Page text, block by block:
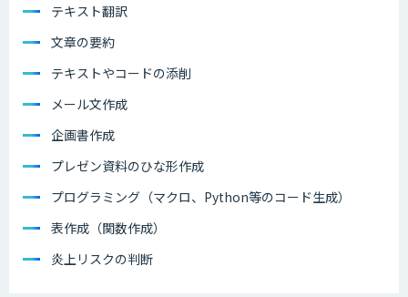
テキスト翻訳
文章の要約
テキストやコードの添削
メール文作成
企画書作成
プレゼン資料のひな形作成
プログラミング（マクロ、Python等のコード生成）
表作成（関数作成）
炎上リスクの判断